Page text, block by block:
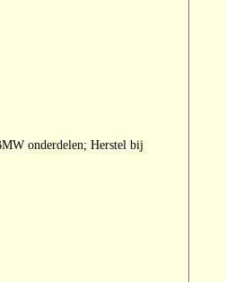
onderdelen; Herstel bij